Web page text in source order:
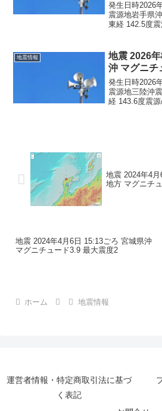
発生日時2026
震源地岩手県
東経 142.5度
ん。震度1青森
地震情報
地震 2026
沖 マグニチ
発生日時2026
震源地三陸沖
経 143.6度震
地震 2024年4
地方 マグニチ
地震 2024年4月6日 15:13ごろ 宮城県沖
マグニチュード3.9 最大震度2
ホーム 地震情報
運営者情報・特定商取引法に基づ
く表記